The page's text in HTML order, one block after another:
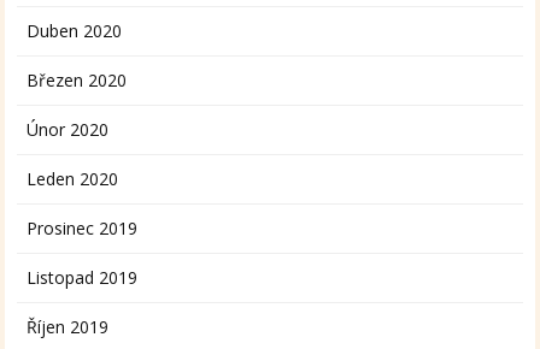
Duben 2020
Březen 2020
Únor 2020
Leden 2020
Prosinec 2019
Listopad 2019
Říjen 2019